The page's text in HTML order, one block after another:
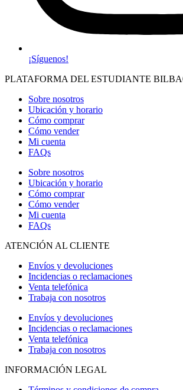
¡Síguenos!
PLATAFORMA DEL ESTUDIANTE
Sobre nosotros
Ubicación y horario
Cómo comprar
Cómo vender
Mi cuenta
FAQs
Sobre nosotros
Ubicación y horario
Cómo comprar
Cómo vender
Mi cuenta
FAQs
ATENCIÓN AL CLIENTE
Envíos y devoluciones
Incidencias o reclamaciones
Venta telefónica
Trabaja con nosotros
Envíos y devoluciones
Incidencias o reclamaciones
Venta telefónica
Trabaja con nosotros
INFORMACIÓN LEGAL